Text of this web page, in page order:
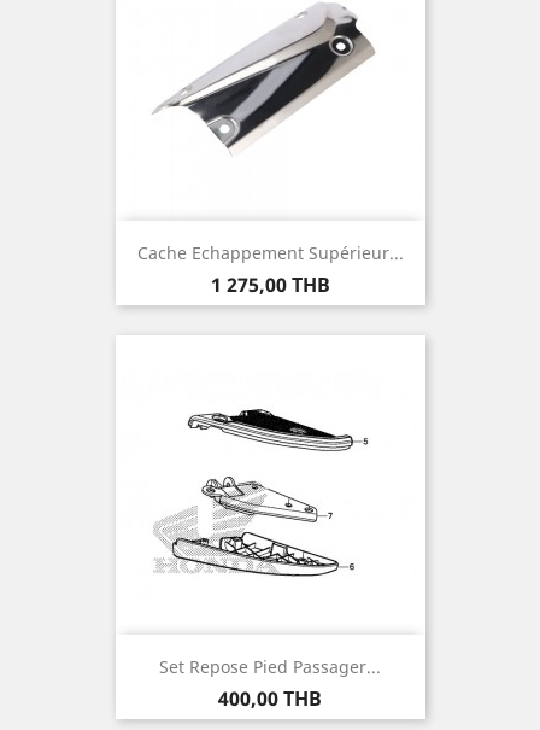
Cache Echappement Supérieur...
Prix
1 275,00 THB
Set Repose Pied Passager...
Prix
400,00 THB